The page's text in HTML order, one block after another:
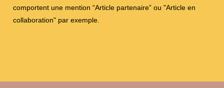
comportent une mention “Article partenaire” ou "Article en
collaboration" par exemple.